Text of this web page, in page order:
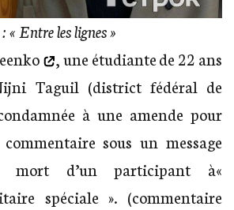
« Entre les lignes »
, une étudiante de 22 ans
Taguil (district fédéral de
à une amende pour
sous un message
mort d’un participant à«
spéciale ». (commentaire